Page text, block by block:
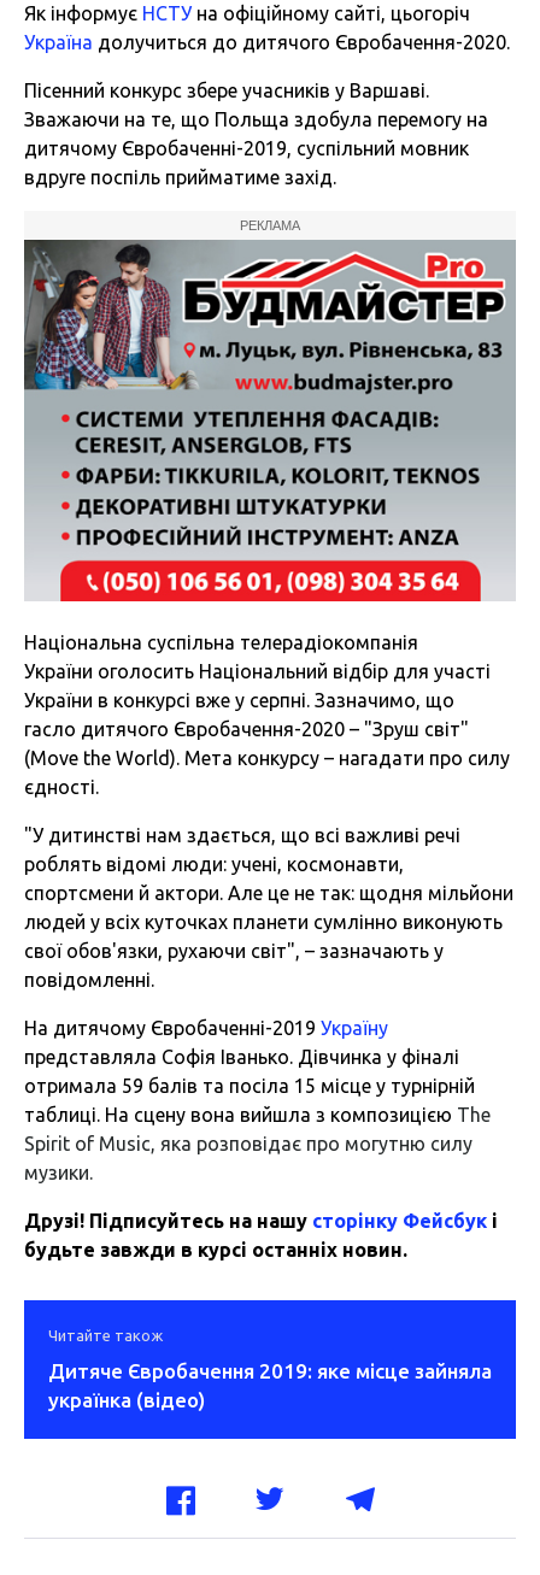
Як інформує НСТУ на офіційному сайті, цьогоріч
Україна долучиться до дитячого Євробачення-2020.
Пісенний конкурс збере учасників у Варшаві.
Зважаючи на те, що Польща здобула перемогу на
дитячому Євробаченні-2019, суспільний мовник
вдруге поспіль прийматиме захід.
РЕКЛАМА
Національна суспільна телерадіокомпанія
України оголосить Національний відбір для участі
України в конкурсі вже у серпні. Зазначимо, що
гасло дитячого Євробачення-2020 – "Зруш світ"
(Move the World). Мета конкурсу – нагадати про силу
єдності.
"У дитинстві нам здається, що всі важливі речі
роблять відомі люди: учені, космонавти,
спортсмени й актори. Але це не так: щодня мільйони
людей у всіх куточках планети сумлінно виконують
свої обов'язки, рухаючи світ", – зазначають у
повідомленні.
На дитячому Євробаченні-2019 Україну
представляла Софія Іванько. Дівчинка у фіналі
отримала 59 балів та посіла 15 місце у турнірній
таблиці. На сцену вона вийшла з композицією The
Spirit of Music, яка розповідає про могутню силу
музики.
Друзі! Підписуйтесь на нашу сторінку Фейсбук і
будьте завжди в курсі останніх новин.
Читайте також
Дитяче Євробачення 2019: яке місце зайняла
українка (відео)